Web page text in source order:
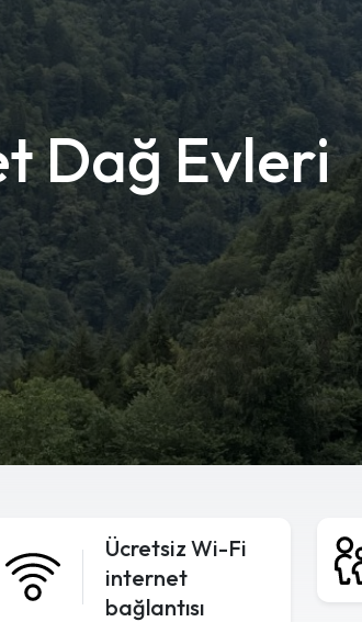
Dağ Evleri
Ücretsiz Wi-Fi
internet
bağlantısı